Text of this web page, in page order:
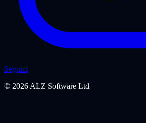
Seguici
© 2026 ALZ Software Ltd